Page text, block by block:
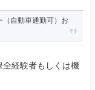
（自動車通勤可）お
経験者もしくは機